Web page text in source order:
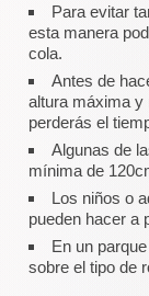
Para evitar
esta manera
cola.
Antes de
altura máxima y
perderás el
Algunas de
mínima de
Los niños o
pueden hacer a
En un
sobre el tipo de